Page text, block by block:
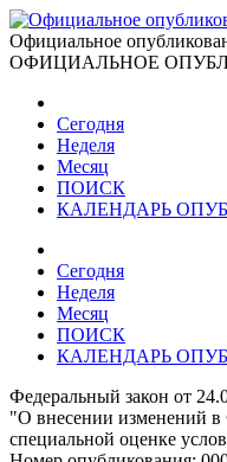
Официальное
ОФИЦИАЛЬНОЕ
Сегодня
Неделя
Месяц
ПОИСК
КАЛЕНДАРЬ
Сегодня
Неделя
Месяц
ПОИСК
КАЛЕНДАРЬ
Федеральный закон от
"О внесении изменений
специальной оценке